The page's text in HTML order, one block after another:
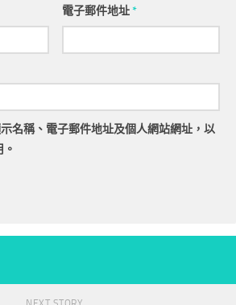
電子郵件地址*
名稱、電子郵件地址及個人網站網址，以